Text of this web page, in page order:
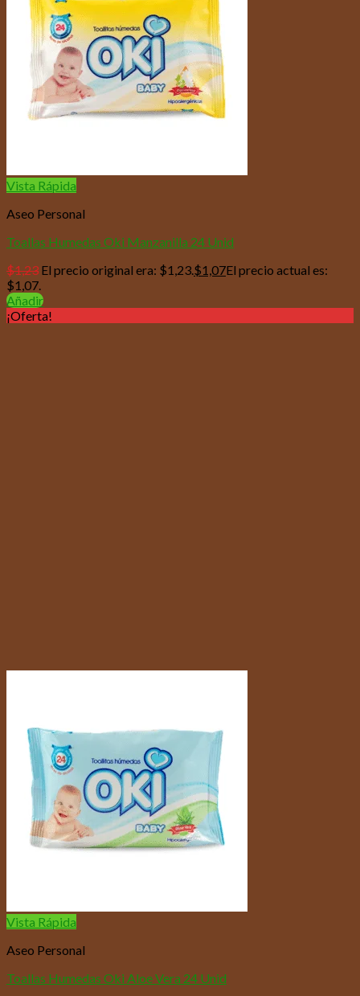
Vista Rápida
Aseo Personal
Toallas Humedas Oki Manzanilla 24 Unid
$1,23 El precio original era: $1,23.$1,07El precio actual es:
$1,07.
Añadir
¡Oferta!
Vista Rápida
Aseo Personal
Toallas Humedas Oki Aloe Vera 24 Unid